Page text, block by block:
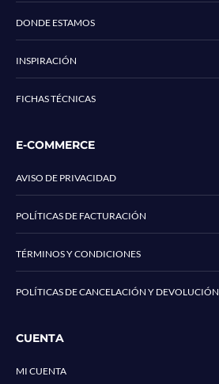
DONDE ESTAMOS
INSPIRACIÓN
FICHAS TÉCNICAS
E-COMMERCE
AVISO DE PRIVACIDAD
POLÍTICAS DE FACTURACIÓN
TÉRMINOS Y CONDICIONES
POLÍTICAS DE CANCELACIÓN Y DEVOLUCIÓN
CUENTA
MI CUENTA